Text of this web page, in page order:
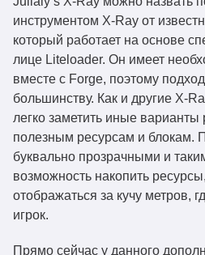
инструментом X-Ray от
который работает на основе
лице Liteloader. Он имеет
вместе с Forge, поэтому
большинству. Как и другие X-
легко заметить иные варианты
полезным ресурсам и блокам.
буквально прозрачными и
возможность накопить
отображаться за кучу метров,
игрок.
Прямо сейчас у данного